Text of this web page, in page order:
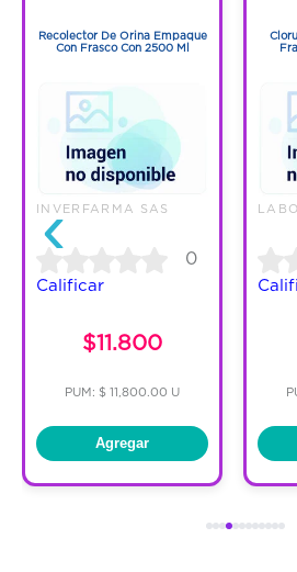
‹
Recolector De Orina Empaque
Con Frasco Con 2500 Ml
INVERFARMA SAS
0
Calificar
$11.800
PUM: $ 11,800.00 U
Agregar